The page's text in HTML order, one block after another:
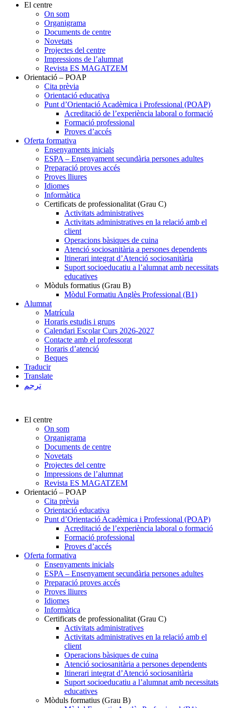
El centre
On som
Organigrama
Documents de centre
Novetats
Projectes del centre
Impressions de l’alumnat
Revista ES MAGATZEM
Orientació – POAP
Cita prèvia
Orientació educativa
Punt d’Orientació Acadèmica i Professional (POAP)
Acreditació de l’experiència laboral o formació
Formació professional
Proves d’accés
Oferta formativa
Ensenyaments inicials
ESPA – Ensenyament secundària persones adultes
Preparació proves accés
Proves lliures
Idiomes
Informàtica
Certificats de professionalitat (Grau C)
Activitats administratives
Activitats administratives en la relació amb el
client
Operacions bàsiques de cuina
Atenció sociosanitària a persones dependents
Itinerari integrat d’Atenció sociosanitària
Suport socioeducatiu a l’alumnat amb necessitats
educatives
Mòduls formatius (Grau B)
Mòdul Formatiu Anglès Professional (B1)
Alumnat
Matrícula
Horaris estudis i grups
Calendari Escolar Curs 2026-2027
Contacte amb el professorat
Horaris d’atenció
Beques
Traducir
Translate
ترجم
El centre
On som
Organigrama
Documents de centre
Novetats
Projectes del centre
Impressions de l’alumnat
Revista ES MAGATZEM
Orientació – POAP
Cita prèvia
Orientació educativa
Punt d’Orientació Acadèmica i Professional (POAP)
Acreditació de l’experiència laboral o formació
Formació professional
Proves d’accés
Oferta formativa
Ensenyaments inicials
ESPA – Ensenyament secundària persones adultes
Preparació proves accés
Proves lliures
Idiomes
Informàtica
Certificats de professionalitat (Grau C)
Activitats administratives
Activitats administratives en la relació amb el
client
Operacions bàsiques de cuina
Atenció sociosanitària a persones dependents
Itinerari integrat d’Atenció sociosanitària
Suport socioeducatiu a l’alumnat amb necessitats
educatives
Mòduls formatius (Grau B)